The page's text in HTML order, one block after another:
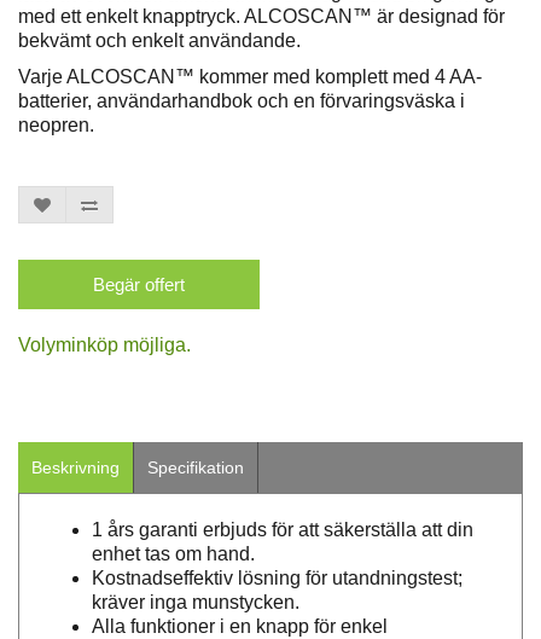
med ett enkelt knapptryck. ALCOSCAN™ är designad för
bekvämt och enkelt användande.
Varje ALCOSCAN™ kommer med komplett med 4 AA-
batterier, användarhandbok och en förvaringsväska i
neopren.
Begär offert
Volyminköp möjliga.
Beskrivning Specifikation
1 års garanti erbjuds för att säkerställa att din
enhet tas om hand.
Kostnadseffektiv lösning för utandningstest;
kräver inga munstycken.
Alla funktioner i en knapp för enkel